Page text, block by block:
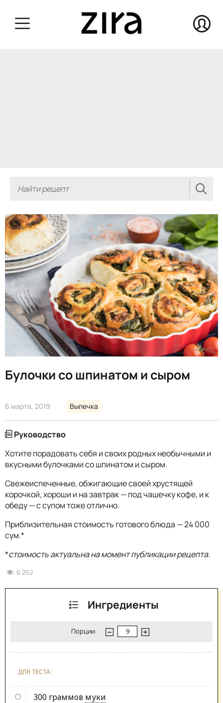
Булочки со шпинатом и сыром
6 марта, 2019 Выпечка
Руководство
Хотите порадовать себя и своих родных необычными и
вкусными булочками со шпинатом и сыром.
Свежеиспеченные, обжигающие своей хрустящей
корочкой, хороши и на завтрак — под чашечку кофе, и к
обеду — с супом тоже отлично.
Приблизительная стоимость готового блюда — 24 000
сум.*
*стоимость актуальна на момент публикации рецепта.
6 252
Ингредиенты
Порции:
ДЛЯ ТЕСТА:
300 граммов муки